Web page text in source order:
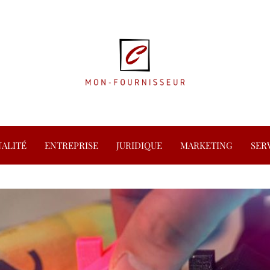
ENTREPRISE JURIDIQUE MARKETING